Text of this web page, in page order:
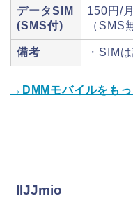
データSIM
(SMS付)
150円/月
（SMS
備考 ・SIM
→DMMモバイルをもっ
IIJJmio